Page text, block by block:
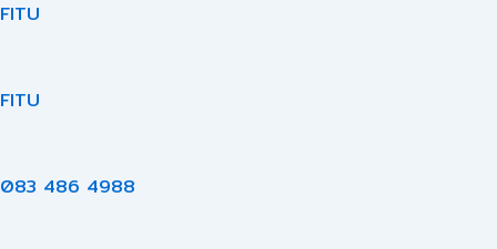
Skip
FITU
FITU
083 486 4988
Menu
Post